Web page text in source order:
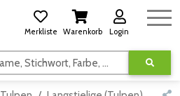
Merkliste Warenkorb Login
Suchen nach Kategorie, Name, Stichwort, Farbe, usw.